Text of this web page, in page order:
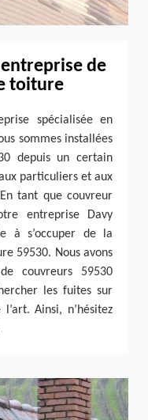
de
toiture
spécialisée en
sommes installées
depuis un certain
particuliers et aux
tant que couvreur
entreprise Davy
à s’occuper de la
59530. Nous avons
couvreurs 59530
les fuites sur
Ainsi, n’hésitez